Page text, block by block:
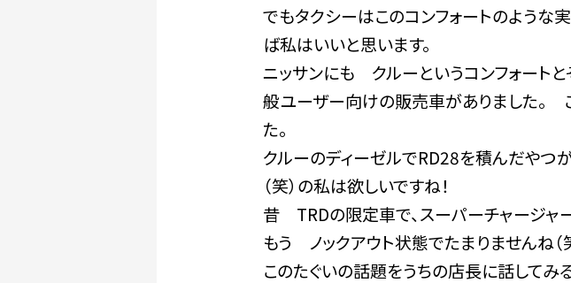
でもタクシーはこのコンフォートのよ
ば私はいいと思います。
ニッサンにも クルーというコンフォート
般ユーザー向けの販売車がありました。
た。
クルーのディーゼルでRD28を積んだやつ
（笑）の私は欲しいですね！
昔 TRDの限定車で、スーパーチャージャ
もう ノックアウト状態でたまりませんね（笑
このたぐいの話題をうちの店長に話してみ